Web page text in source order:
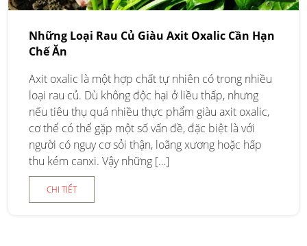
Những Loại Rau Củ Giàu Axit Oxalic Cần Hạn
Chế Ăn
Axit oxalic là một hợp chất tự nhiên có trong nhiều
loại rau củ. Dù không độc hại ở liều thấp, nhưng
nếu tiêu thụ quá nhiều thực phẩm giàu axit oxalic,
cơ thể có thể gặp một số vấn đề, đặc biệt là với
người có nguy cơ sỏi thận, loãng xương hoặc hấp
thu kém canxi. Vậy những […]
CHI TIẾT